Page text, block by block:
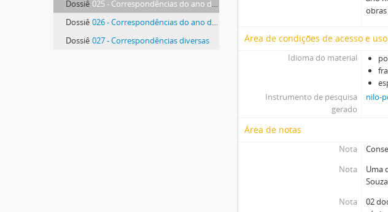
Dossiê 025 - Correspondências do ano de 1923
Dossiê 026 - Correspondências do ano de 1924
Dossiê 027 - Correspondências diversas Área de condições de acesso e uso
Idioma do material
Instrumento de pesquisa
gerado
nilo-
Área de notas
Nota
Nota
Uma
Nota
02